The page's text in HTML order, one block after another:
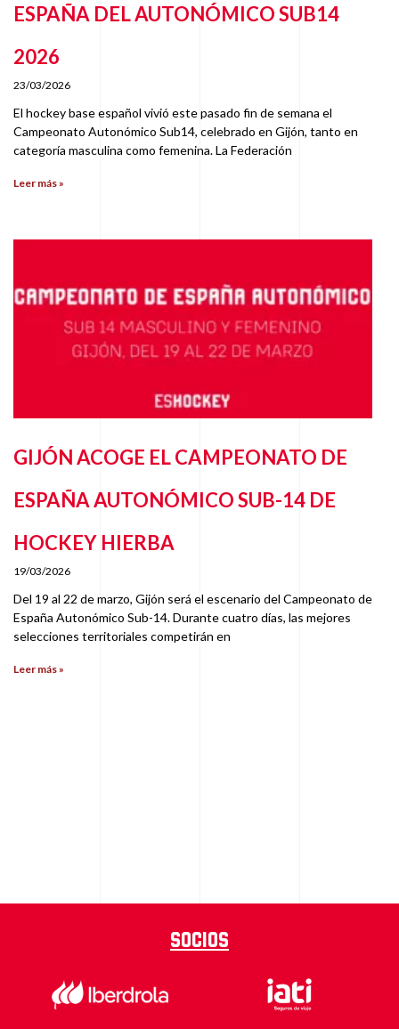
ESPAÑA DEL AUTONÓMICO SUB14
2026
23/03/2026
El hockey base español vivió este pasado fin de semana el
Campeonato Autonómico Sub14, celebrado en Gijón, tanto en
categoría masculina como femenina. La Federación
Leer más »
GIJÓN ACOGE EL CAMPEONATO DE
ESPAÑA AUTONÓMICO SUB-14 DE
HOCKEY HIERBA
19/03/2026
Del 19 al 22 de marzo, Gijón será el escenario del Campeonato de
España Autonómico Sub-14. Durante cuatro días, las mejores
selecciones territoriales competirán en
Leer más »
Socios